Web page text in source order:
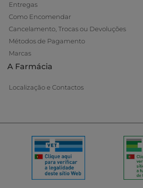
Entregas
Como Encomendar
Cancelamento, Trocas ou Devoluções
Métodos de Pagamento
Marcas
A Farmácia
Localização e Contactos